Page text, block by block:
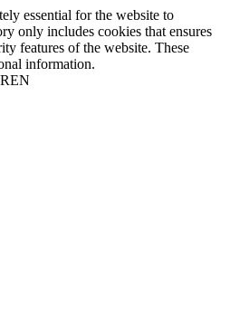
essential for the website to
only includes cookies that ensures
features of the website. These
information.